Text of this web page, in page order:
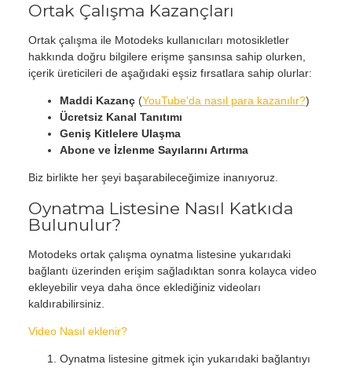
Ortak Çalışma Kazançları
Ortak çalışma ile Motodeks kullanıcıları motosikletler
hakkında doğru bilgilere erişme şansınsa sahip olurken,
içerik üreticileri de aşağıdaki eşsiz fırsatlara sahip olurlar:
Maddi Kazanç(YouTube'da nasıl para kazanılır?)
Ücretsiz Kanal Tanıtımı
Geniş Kitlelere Ulaşma
Abone ve İzlenme Sayılarını Artırma
Biz birlikte her şeyi başarabileceğimize inanıyoruz.
Oynatma Listesine Nasıl Katkıda
Bulunulur?
Motodeks ortak çalışma oynatma listesine yukarıdaki
bağlantı üzerinden erişim sağladıktan sonra kolayca video
ekleyebilir veya daha önce eklediğiniz videoları
kaldırabilirsiniz.
Video Nasıl eklenir?
Oynatma listesine gitmek için yukarıdaki bağlantıyı